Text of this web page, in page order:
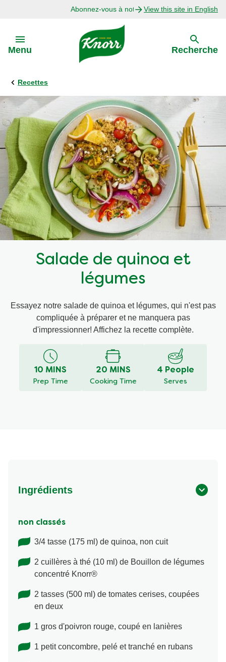
Abonnez-vous à notre infolettreView this site in English
Menu
Précédent
Explorer
Recettes avec Bouillon
Recettes par Ingrédient
Recettes par Occasion
Recettes par Type de Plat
Recherche
Recettes
Salade de quinoa et
légumes
Essayez notre salade de quinoa et légumes, qui n'est pas
compliquée à préparer et ne manquera pas
d'impressionner! Affichez la recette complète.
10 MINS
Prep Time
20 MINS
Cooking Time
4 People
Serves
Ingrédients
non classés
3/4 tasse (175 ml) de quinoa, non cuit
2 cuillères à thé (10 ml) de Bouillon de légumes
concentré Knorr®
2 tasses (500 ml) de tomates cerises, coupées
en deux
1 gros d'poivron rouge, coupé en lanières
1 petit concombre, pelé et tranché en rubans